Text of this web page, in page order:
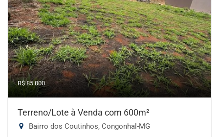
R$ 85.000
Terreno/Lote à Venda com 600m²
Bairro dos Coutinhos, Congonhal-MG